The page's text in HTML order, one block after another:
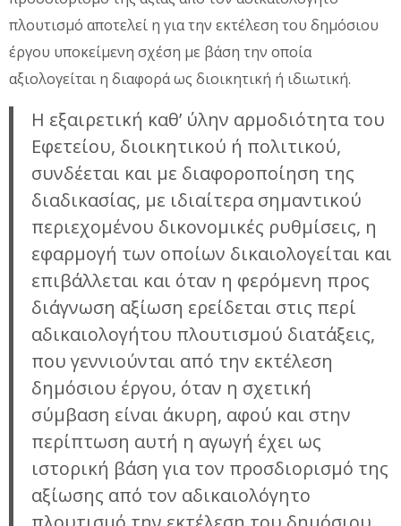
πλουτισμό αποτελεί η για την εκτέλεση του δημόσιου
έργου υποκείμενη σχέση με βάση την οποία
αξιολογείται η διαφορά ως διοικητική ή ιδιωτική.
Η εξαιρετική καθ’ ύλην αρμοδιότητα του
Εφετείου, διοικητικού ή πολιτικού,
συνδέεται και με διαφοροποίηση της
διαδικασίας, με ιδιαίτερα σημαντικού
περιεχομένου δικονομικές ρυθμίσεις, η
εφαρμογή των οποίων δικαιολογείται και
επιβάλλεται και όταν η φερόμενη προς
διάγνωση αξίωση ερείδεται στις περί
αδικαιολογήτου πλουτισμού διατάξεις,
που γεννιούνται από την εκτέλεση
δημόσιου έργου, όταν η σχετική
σύμβαση είναι άκυρη, αφού και στην
περίπτωση αυτή η αγωγή έχει ως
ιστορική βάση για τον προσδιορισμό της
αξίωσης από τον αδικαιολόγητο